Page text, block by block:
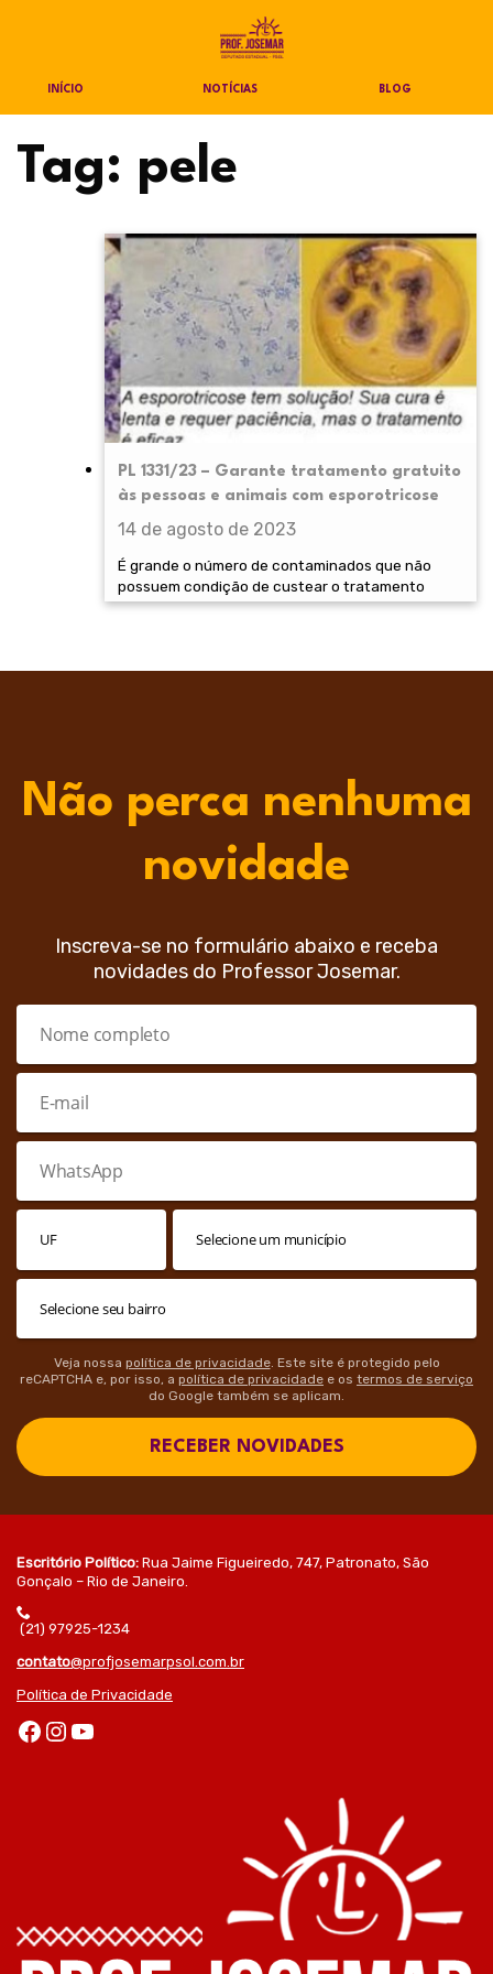
INÍCIO NOTÍCIAS BLOG
Tag: pele
PL 1331/23 – Garante tratamento gratuito
às pessoas e animais com esporotricose
14 de agosto de 2023
É grande o número de contaminados que não
possuem condição de custear o tratamento
Não perca nenhuma
novidade
Inscreva-se no formulário abaixo e receba
novidades do Professor Josemar.
Veja nossa política de privacidade. Este site é protegido pelo
reCAPTCHA e, por isso, a política de privacidade e os termos de serviço
do Google também se aplicam.
RECEBER NOVIDADES
Escritório Político: Rua Jaime Figueiredo, 747, Patronato, São
Gonçalo – Rio de Janeiro.
(21) 97925-1234
contato@profjosemarpsol.com.br
Política de Privacidade
Facebook Instagram Youtube